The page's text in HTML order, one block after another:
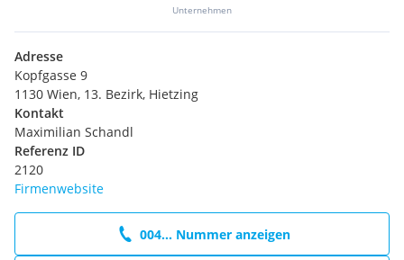
Unternehmen
Adresse
Kopfgasse 9
1130 Wien, 13. Bezirk, Hietzing
Kontakt
Maximilian Schandl
Referenz ID
2120
Firmenwebsite
004... Nummer anzeigen